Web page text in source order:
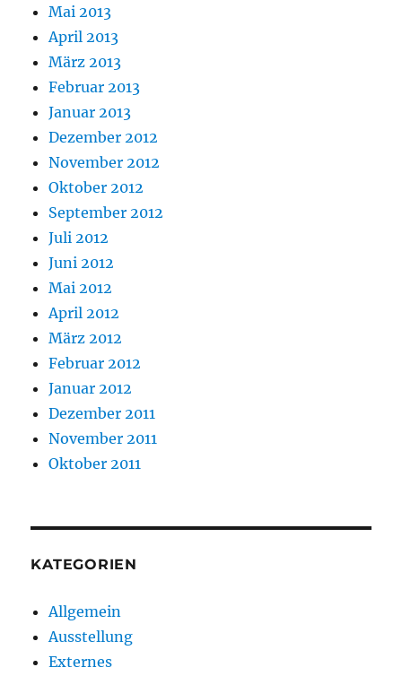
Mai 2013
April 2013
März 2013
Februar 2013
Januar 2013
Dezember 2012
November 2012
Oktober 2012
September 2012
Juli 2012
Juni 2012
Mai 2012
April 2012
März 2012
Februar 2012
Januar 2012
Dezember 2011
November 2011
Oktober 2011
KATEGORIEN
Allgemein
Ausstellung
Externes